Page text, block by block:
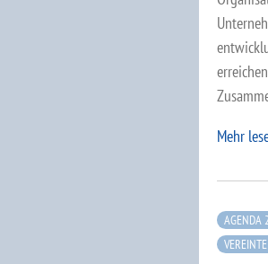
Mehr
AGENDA